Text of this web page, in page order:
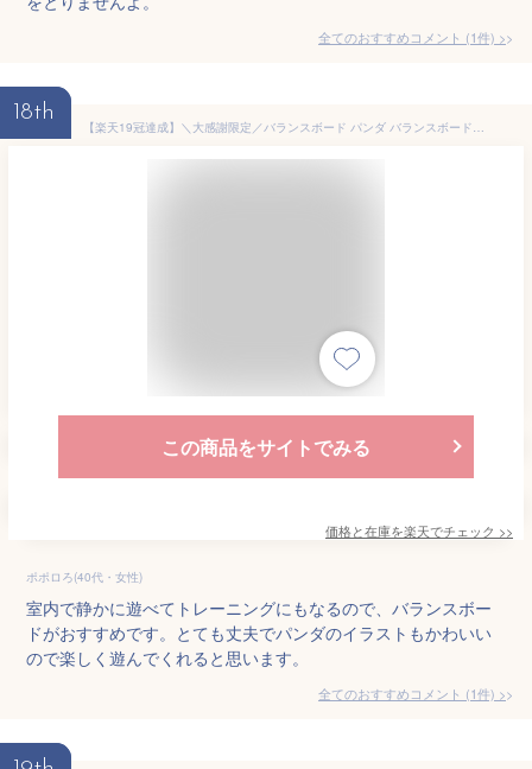
全てのおすすめコメント (1件) >
18th
【楽天19冠達成】＼大感謝限定／バランスボード パンダ バランスボード 子供 プレゼント クリスマス ギフト体幹 トレーニング 軽量 室内遊び おすすめ こども バランス ボード アスレチック 遊具 子供用 大人用 バランス おもちゃ ラッピング可能
この商品をサイトでみる
価格と在庫を楽天でチェック >>
ポポロろ(40代・女性)
室内で静かに遊べてトレーニングにもなるので、バランスボー
ドがおすすめです。とても丈夫でパンダのイラストもかわいい
ので楽しく遊んでくれると思います。
全てのおすすめコメント (1件) >